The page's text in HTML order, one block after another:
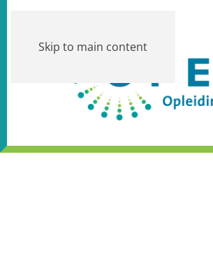
Skip to main content